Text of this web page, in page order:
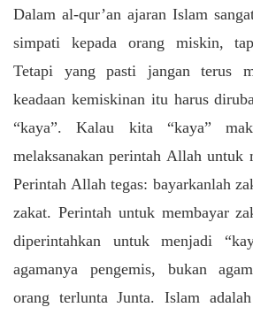
Dalam al-qur’an ajaran Islam
simpati kepada orang miskin,
Tetapi yang pasti jangan terus
keadaan kemiskinan itu harus
“kaya”. Kalau kita “kaya”
melaksanakan perintah Allah untuk
Perintah Allah tegas: bayarkanlah
zakat. Perintah untuk membayar
diperintahkan untuk menjadi
agamanya pengemis, bukan
orang terlunta Junta. Islam